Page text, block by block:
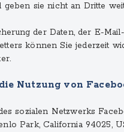
sie nicht an Dritte
der Daten, der E-
können Sie jederzeit
Nutzung von
sozialen Netzwerks
Park, California 94025,